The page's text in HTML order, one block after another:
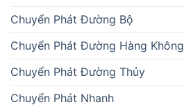
Chuyển Phát Đường Bộ
Chuyển Phát Đường Hàng Không
Chuyển Phát Đường Thủy
Chuyển Phát Nhanh